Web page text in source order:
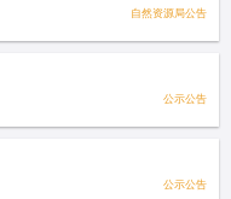
自然资源局公告
公示公告
公示公告